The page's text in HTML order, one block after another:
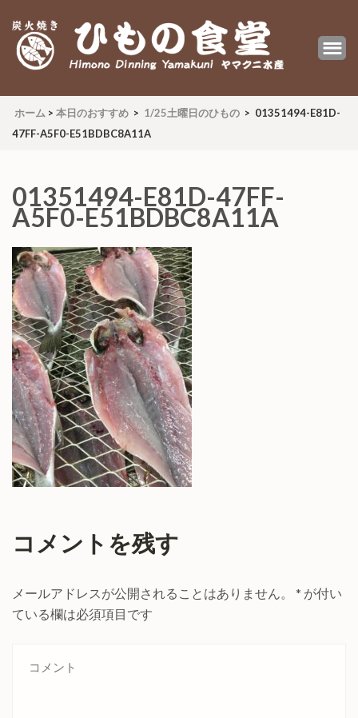
ホーム > 本日のおすすめ > 1/25土曜日のひもの > 01351494-E81D-
47FF-A5F0-E51BDBC8A11A
01351494-E81D-47FF-
A5F0-E51BDBC8A11A
コメントを残す
メールアドレスが公開されることはありません。 * が付い
ている欄は必須項目です